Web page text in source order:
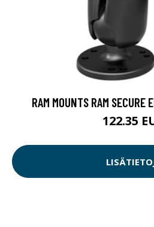
RAM MOUNTS RAM SECURE
122.35